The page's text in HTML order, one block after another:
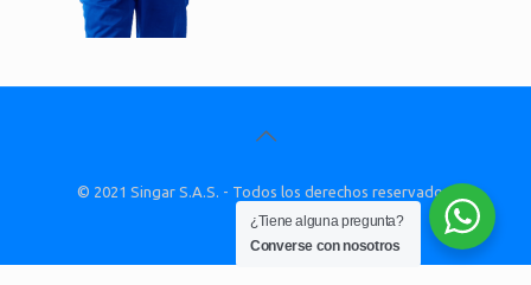
© 2021 Singar S.A.S. - Todos los derechos reservados.
¿Tiene alguna pregunta?
Converse con nosotros